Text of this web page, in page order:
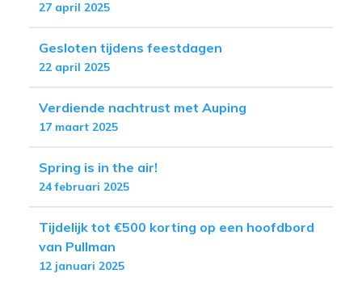
27 april 2025
Gesloten tijdens feestdagen
22 april 2025
Verdiende nachtrust met Auping
17 maart 2025
Spring is in the air!
24 februari 2025
Tijdelijk tot €500 korting op een hoofdbord
van Pullman
12 januari 2025